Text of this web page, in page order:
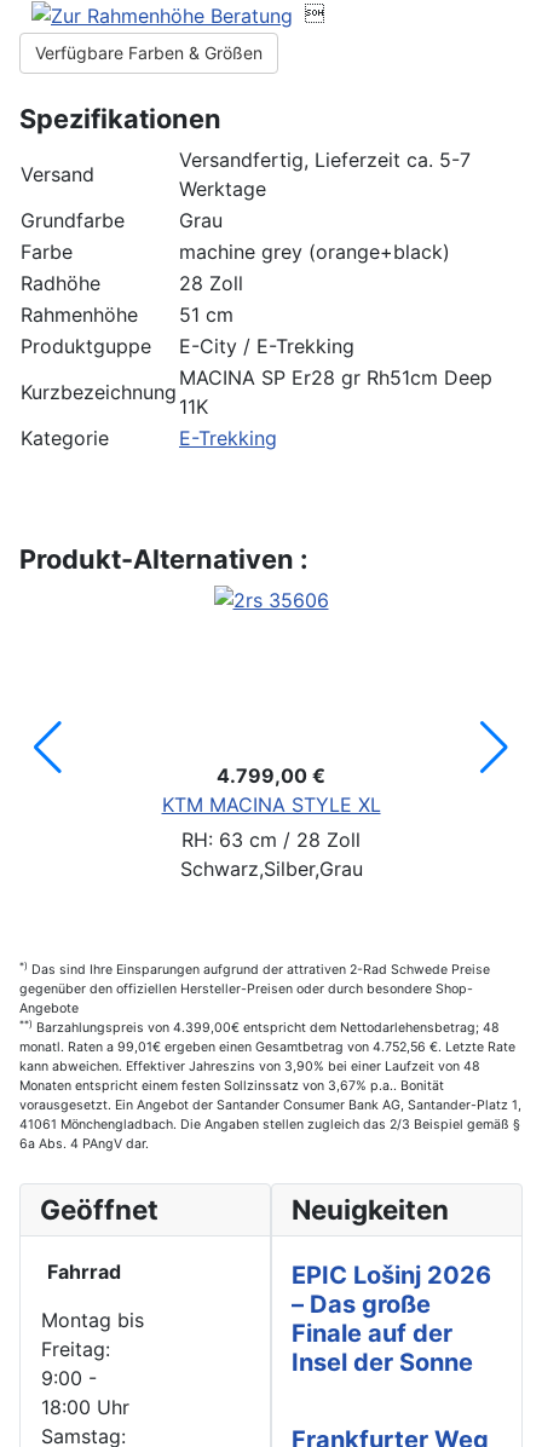

Verfügbare Farben & Größen
Spezifikationen
Versand
Versandfertig, Lieferzeit ca. 5-7
Werktage
Grundfarbe
Grau
Farbe
machine grey (orange+black)
Radhöhe
28 Zoll
Rahmenhöhe
51 cm
Produktguppe
E-City / E-Trekking
Kurzbezeichnung
MACINA SP Er28 gr Rh51cm Deep
11K
Kategorie
E-Trekking
Produkt-Alternativen :
4.799,00 €
KTM MACINA STYLE XL
RH: 63 cm / 28 Zoll
Schwarz,Silber,Grau
*) Das sind Ihre Einsparungen aufgrund der attrativen 2-Rad Schwede Preise
gegenüber den offiziellen Hersteller-Preisen oder durch besondere Shop-
Angebote
**) Barzahlungspreis von 4.399,00€ entspricht dem Nettodarlehensbetrag; 48
monatl. Raten a 99,01€ ergeben einen Gesamtbetrag von 4.752,56 €. Letzte Rate
kann abweichen. Effektiver Jahreszins von 3,90% bei einer Laufzeit von 48
Monaten entspricht einem festen Sollzinssatz von 3,67% p.a.. Bonität
vorausgesetzt. Ein Angebot der Santander Consumer Bank AG, Santander-Platz 1,
41061 Mönchengladbach. Die Angaben stellen zugleich das 2/3 Beispiel gemäß §
6a Abs. 4 PAngV dar.
Geöffnet
Fahrrad
Montag bis
Freitag:
9:00 -
18:00 Uhr
Samstag:
Neuigkeiten
EPIC Lošinj 2026
– Das große
Finale auf der
Insel der Sonne
Frankfurter Weg